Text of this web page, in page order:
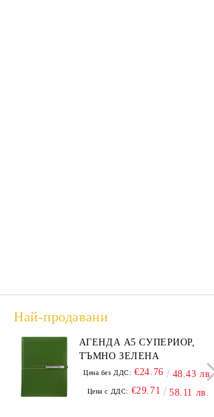
Най-продавани
АГЕНДА А5 СУПЕРИОР,
ТЪМНО ЗЕЛЕНА
Цена без ДДС: €24.76 48.43 лв.
Цена с ДДС: €29.71 58.11 лв.